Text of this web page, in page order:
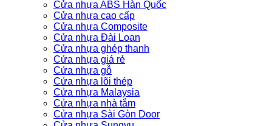
Cửa nhựa ABS Hàn Quốc
Cửa nhựa cao cấp
Cửa nhựa Composite
Cửa nhựa Đài Loan
Cửa nhựa ghép thanh
Cửa nhựa giá rẻ
Cửa nhựa gỗ
Cửa nhựa lõi thép
Cửa nhựa Malaysia
Cửa nhựa nhà tắm
Cửa nhựa Sài Gòn Door